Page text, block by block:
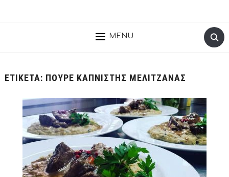
MENU
ΕΤΙΚΈΤΑ: ΠΟΥΡΈ ΚΑΠΝΙΣΤΉΣ ΜΕΛΙΤΖΆΝΑΣ